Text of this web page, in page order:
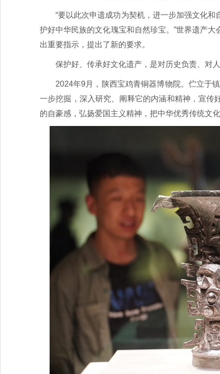
“要以此次申遗成功为契机，进一步加强文化
护好中华民族的文化瑰宝和自然珍宝。”世界遗产
出重要指示，提出了新的要求。
保护好、传承好文化遗产，是对历史负责、对
2024年9月，陕西宝鸡青铜器博物院。伫立于
一步挖掘，深入研究、阐释它的内涵和精神，宣传
的自豪感，弘扬爱国主义精神，把中华优秀传统文